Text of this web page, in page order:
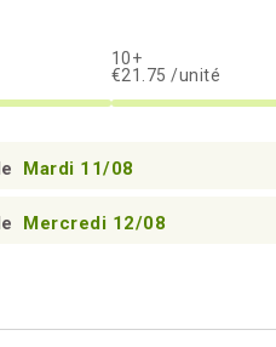
10+
€21.75 /unité
Mardi 11/08
Mercredi 12/08